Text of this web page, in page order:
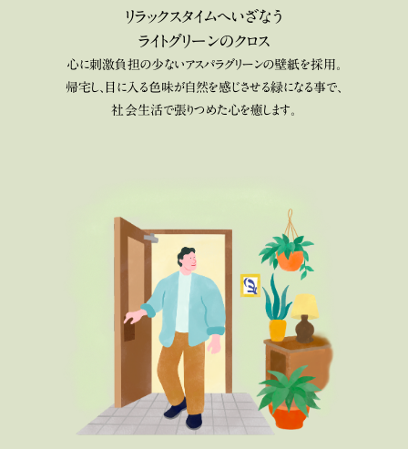
リラックスタイムへいざなう
ライトグリーンのクロス
心に刺激負担の少ないアスパラグリーンの壁紙を採用。
帰宅し、目に入る色味が自然を感じさせる緑になる事で、
社会生活で張りつめた心を癒します。